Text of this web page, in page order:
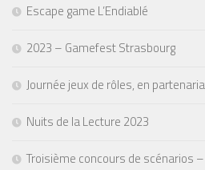
Escape game L’Endiablé
2023 – Gamefest Strasbourg
Journée jeux de rôles, en
Nuits de la Lecture 2023
Troisième concours de scénarios